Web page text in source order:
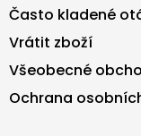
Často kladené
Vrátit zboží
Všeobecné
Ochrana